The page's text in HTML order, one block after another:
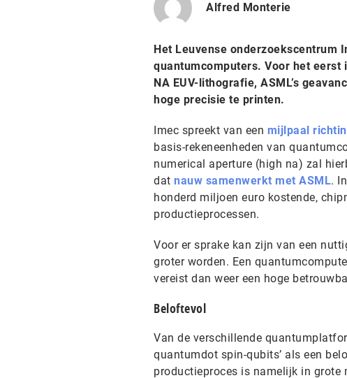
Alfred Monterie
Het Leuvense onderzoekscentrum
quantumcomputers. Voor het
NA EUV-lithografie, ASML’s
hoge precisie te printen.
Imec spreekt van een mijlpaal
basis-rekeneenheden van
numerical aperture (high na) zal
dat nauw samenwerkt met ASML.
honderd miljoen euro kostende,
productieprocessen.
Voor er sprake kan zijn van een
groter worden. Een
vereist dan weer een hoge
Beloftevol
Van de verschillende
quantumdot spin-qubits’ als een
productieproces is namelijk in grote